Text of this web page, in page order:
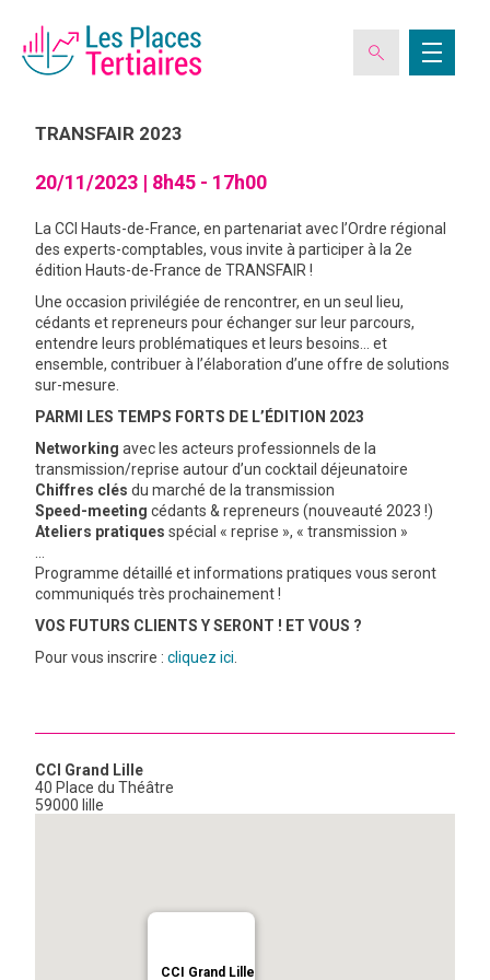
L’ASSOCIATION
LES CLUBS DES PLACES TERTIAIRES
EVÉNEMENTS
GRAVITY
PUBLICATIONS
NOUS REJOINDRE
20
NOV
TRANSFAIR 2023
20/11/2023 | 8h45 - 17h00
La CCI Hauts-de-France, en partenariat avec l’Ordre régional
des experts-comptables, vous invite à participer à la 2e
édition Hauts-de-France de TRANSFAIR !
Une occasion privilégiée de rencontrer, en un seul lieu,
cédants et repreneurs pour échanger sur leur parcours,
entendre leurs problématiques et leurs besoins… et
ensemble, contribuer à l’élaboration d’une offre de solutions
sur-mesure.
PARMI LES TEMPS FORTS DE L’ÉDITION 2023
Networking avec les acteurs professionnels de la
transmission/reprise autour d’un cocktail déjeunatoire
Chiffres clés du marché de la transmission
Speed-meeting cédants & repreneurs (nouveauté 2023 !)
Ateliers pratiques spécial « reprise », « transmission »
Programme détaillé et informations pratiques vous seront
communiqués très prochainement !
VOS FUTURS CLIENTS Y SERONT ! ET VOUS ?
Pour vous inscrire : cliquez ici
CCI Grand Lille
40 Place du Théâtre
59000 lille
CCI Grand Lille